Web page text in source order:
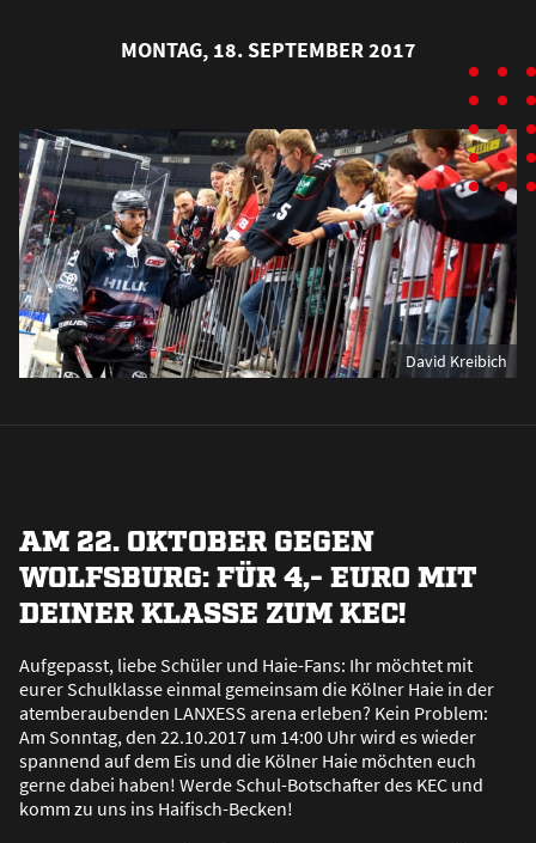
MONTAG, 18. SEPTEMBER 2017
David Kreibich
AM 22. OKTOBER GEGEN
WOLFSBURG: FÜR 4,- EURO MIT
DEINER KLASSE ZUM KEC!
Aufgepasst, liebe Schüler und Haie-Fans: Ihr möchtet mit
eurer Schulklasse einmal gemeinsam die Kölner Haie in der
atemberaubenden LANXESS arena erleben? Kein Problem:
Am Sonntag, den 22.10.2017 um 14:00 Uhr wird es wieder
spannend auf dem Eis und die Kölner Haie möchten euch
gerne dabei haben! Werde Schul-Botschafter des KEC und
komm zu uns ins Haifisch-Becken!